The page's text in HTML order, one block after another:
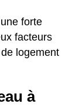
forte
facteurs
logement
à